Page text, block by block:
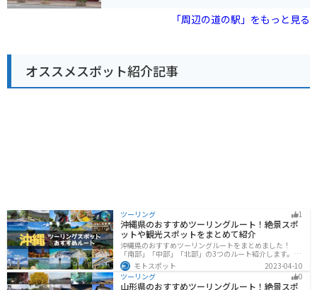
野菜が人気です。レストランでは、地元食材を使った料
理を楽しむことができ、中でも、猪肉や鹿肉を使ったジ
ど、風光明媚な観光スポットが点在しており、ツーリン
グの休憩場所としても最適です。 道の駅 R427かみは、
地元の美味しいものを味わいながら、ゆっくりと休憩で
「周辺の道の駅」をもっと見る
オススメスポット紹介記事
ツーリング 1
沖縄県のおすすめツーリングルート！絶景スポ
ットや観光スポットをまとめて紹介
沖縄県のおすすめツーリングルートをまとめました！
「南部」「中部」「北部」の3つのルート紹介します。美
しいビーチや歴史と文化に溢れたスポットが多数あり、
様々な楽しみ方ができます。バイクで沖縄県にツーリン
グに行く際は参考にしてください。
モトスポット
2023-04-10
ツーリング
0
山形県のおすすめツーリングルート！絶景スポ